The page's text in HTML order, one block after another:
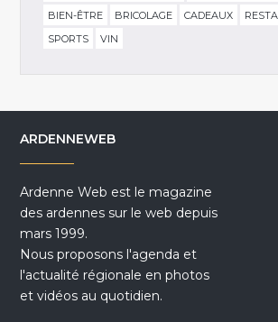
BIEN-ÊTRE
BRICOLAGE CADEAUX
SPORTS
VIN
ARDENNEWEB
Ardenne Web est le magazine
des ardennes sur le web depuis
mars 1999.
Nous proposons l'agenda et
l'actualité régionale en photos
et vidéos au quotidien.